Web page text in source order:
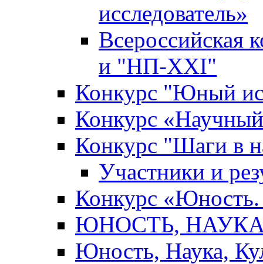
исследователь»
и "НП-XXI"
Конкурс "Юный
Конкурс
Конкурс "Шаги в
Участники и
Конкурс «Юность.
ЮНОСТЬ, НАУКА,
Юность, Наука,